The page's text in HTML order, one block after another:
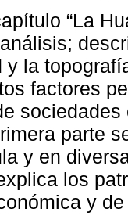
“La
y la
factores
parte
y en
los
y